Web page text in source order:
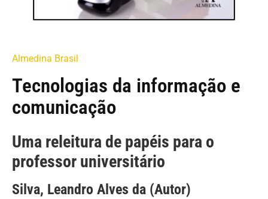
Almedina Brasil
Tecnologias da informação e
comunicação
Uma releitura de papéis para o
professor universitário
Silva, Leandro Alves da (Autor)